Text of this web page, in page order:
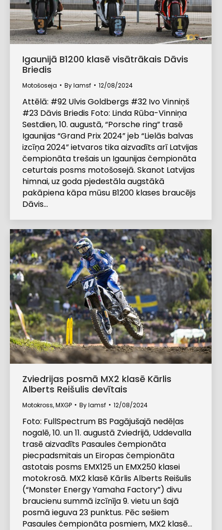
Igaunijā B1200 klasē visātrākais Dāvis
Briedis
Motošoseja Bylamsf 12/08/2024
Attēlā: #92 Ulvis Goldbergs #32 Ivo Vinniņš
#23 Dāvis Briedis Foto: Linda Rūba-Vinniņa
Sestdien, 10. augustā, “Porsche ring” trasē
Igaunijas “Grand Prix 2024” jeb “Lielās balvas
izcīņa 2024” ietvaros tika aizvadīts arī Latvijas
čempionāta trešais un Igaunijas čempionāta
ceturtais posms motošosejā. Skanot Latvijas
himnai, uz goda pjedestāla augstākā
pakāpiena kāpa mūsu B1200 klases braucējs
Dāvis…
Zviedrijas posmā MX2 klasē Kārlis
Alberts Reišulis devītais
Motokross,MXGP Bylamsf 12/08/2024
Foto: FullSpectrum BS Pagājušajā nedēļas
nogalē, 10. un 11. augustā Zviedrijā, Uddevalla
trasē aizvadīts Pasaules čempionāta
piecpadsmitais un Eiropas čempionāta
astotais posms EMX125 un EMX250 klasei
motokrosā. MX2 klasē Kārlis Alberts Reišulis
(“Monster Energy Yamaha Factory”) divu
braucienu summā izcīnīja 9. vietu un šajā
posmā ieguva 23 punktus. Pēc sešiem
Pasaules čempionāta posmiem, MX2 klasē…